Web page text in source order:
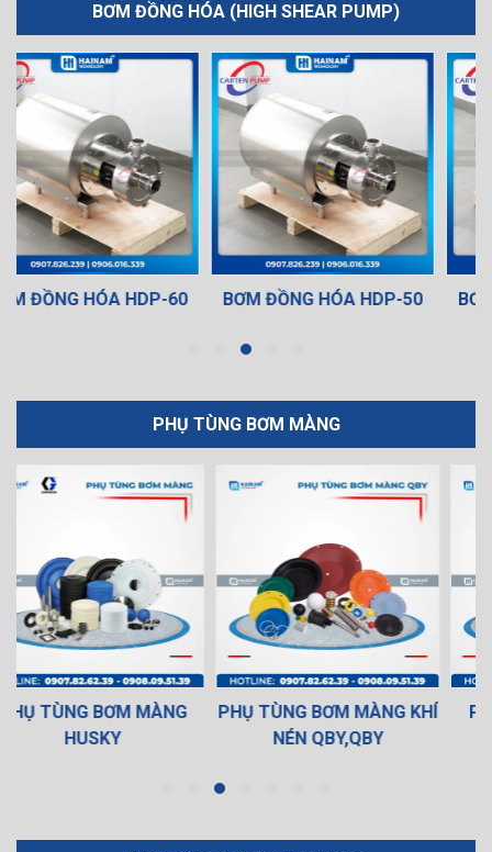
BƠM ĐỒNG HÓA (HIGH SHEAR PUMP)
BƠM ĐỒNG HÓA HDP-50 BƠM ĐỒNG HÓA HDP-40
PHỤ TÙNG BƠM MÀNG
PHỤ TÙNG BƠM MÀNG KHÍ
NÉN QBY,QBY
PHỤ TÙNG BƠM MÀNG
SANDPIPER